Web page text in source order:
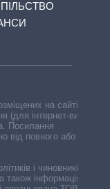
на сайті,
(для інтернет-видань
Посилання
від повного або
і чиновників,
інформація про